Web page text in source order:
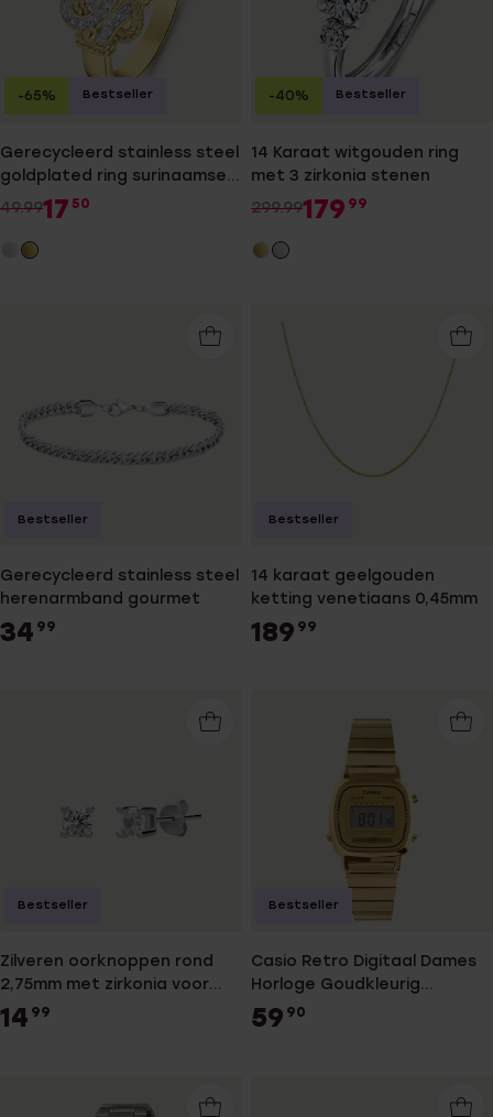
Gerecycleerd stainless steel
goldplated ring surinaamse
mattenklopper
49.9917 50
-65% Bestseller
14 Karaat witgouden ring
met 3 zirkonia stenen
299.99179 99
-40% Bestseller
Gerecycleerd stainless steel
herenarmband gourmet
34 99
Bestseller
14 karaat geelgouden
ketting venetiaans 0,45mm
189 99
Bestseller
Zilveren oorknoppen rond
2,75mm met zirkonia voor
dames
14 99
Bestseller
Casio Retro Digitaal Dames
Horloge Goudkleurig
LA670WEGA-9EF
59 90
Bestseller